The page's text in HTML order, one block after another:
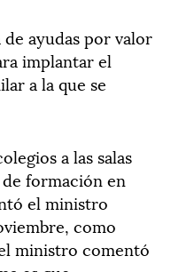
de ayudas por valor
implantar el
a la que se
a las salas
formación en
el ministro
como
ministro comentó